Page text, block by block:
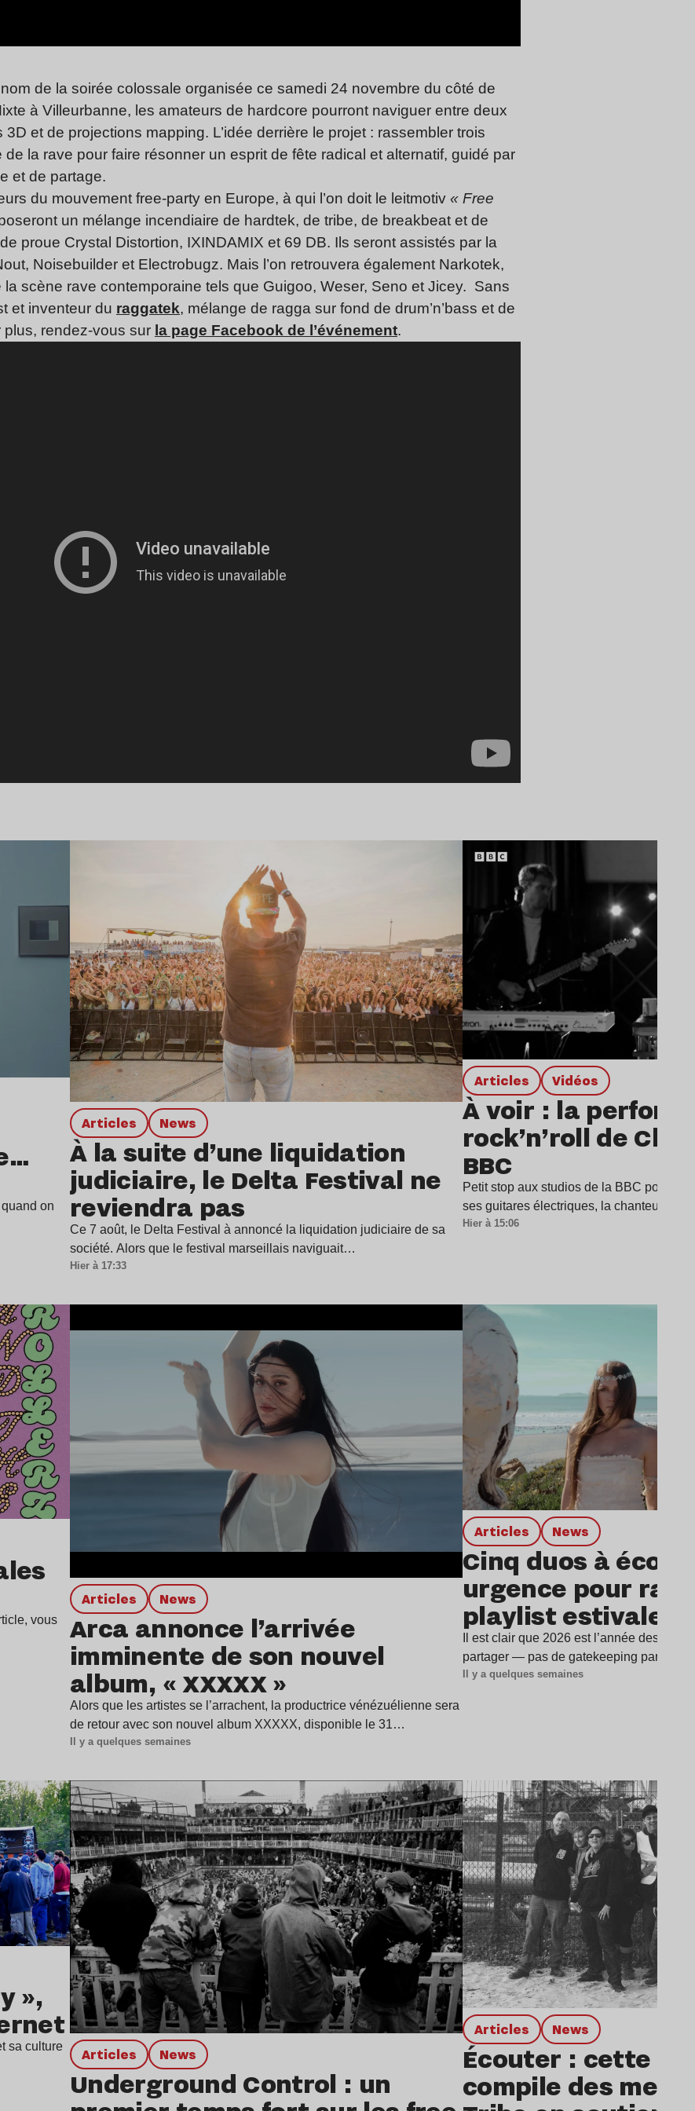
de la soirée colossale organisée ce samedi 24 novembre du côté de
à Villeurbanne, les amateurs de hardcore pourront naviguer entre deux
et de projections mapping. L’idée derrière le projet : rassembler trois
la rave pour faire résonner un esprit de fête radical et alternatif, guidé par
et de partage.
du mouvement free-party en Europe, à qui l’on doit le leitmotiv « Free
un mélange incendiaire de hardtek, de tribe, de breakbeat et de
proue Crystal Distortion, IXINDAMIX et 69 DB. Ils seront assistés par la
Noisebuilder et Electrobugz. Mais l’on retrouvera également Narkotek,
scène rave contemporaine tels que Guigoo, Weser, Seno et Jicey. Sans
et inventeur du raggatek, mélange de ragga sur fond de drum’n’bass et de
plus, rendez-vous sur la page Facebook de l’événement.
on
Articles news
À la suite d’une liquidation
judiciaire, le Delta Festival ne
reviendra pas
Ce 7 août, le Delta Festival à annoncé la liquidation judiciaire de sa
société. Alors que le festival marseillais naviguait…
Hier à 17:33
Articles Vidéos
À voir : la
rock’n’roll de
BBC
Petit stop aux studios de la BBC pour
ses guitares électriques, la chanteuse a
Hier à 15:06
vous
Articles news
Arca annonce l’arrivée
imminente de son nouvel
album, « XXXXX »
Alors que les artistes se l’arrachent, la productrice vénézuélienne sera
de retour avec son nouvel album XXXXX, disponible le 31…
Il y a quelques semaines
Articles news
Cinq duos à
urgence pour
playlist estivale
Il est clair que 2026 est l’année des
partager — pas de gatekeeping par ici
Il y a quelques semaines
»,
sa culture
Articles news
Underground Control : un
Articles news
Écouter : cette
compile des
Lire l’article Lire l’article